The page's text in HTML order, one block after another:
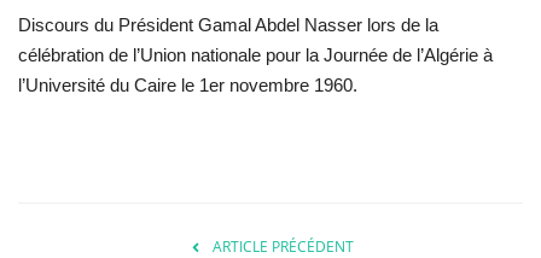
Discours du Président Gamal Abdel Nasser lors de la
célébration de l’Union nationale pour la Journée de l’Algérie à
l’Université du Caire le 1er novembre 1960.
ARTICLE PRÉCÉDENT